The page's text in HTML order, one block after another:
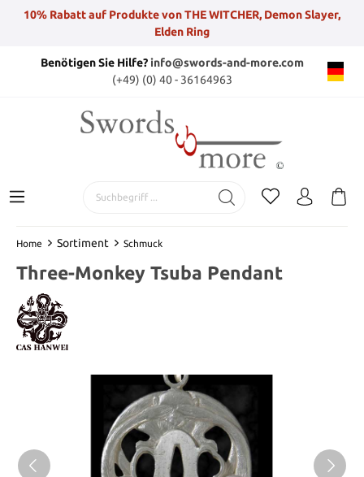
10% Rabatt auf Produkte von THE WITCHER, Demon Slayer,
Elden Ring
Benötigen Sie Hilfe?info@swords-and-more.com
(+49) (0) 40 - 36164963
Home Sortiment Schmuck
Three-Monkey Tsuba Pendant